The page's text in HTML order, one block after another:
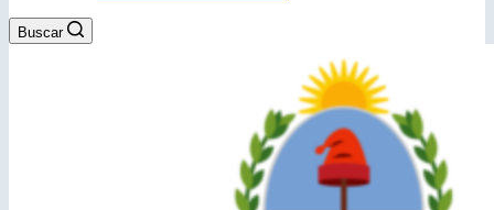
Buscar